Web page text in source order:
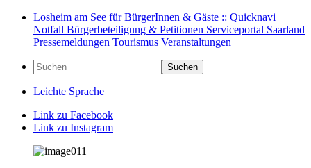
Losheim am See für BürgerInnen & Gäste :: Quicknavi
Notfall Bürgerbeteiligung & Petitionen Serviceportal Saarland
Pressemeldungen Tourismus Veranstaltungen
Suchen
Leichte Sprache
Link zu Facebook
Link zu Instagram